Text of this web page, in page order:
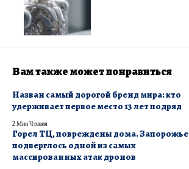
Вам также может понравиться
Назван самый дорогой бренд мира: кто
удерживает первое место 13 лет подряд
2 Мин Чтения
Горел ТЦ, повреждены дома. Запорожье
подверглось одной из самых
массированных атак дронов